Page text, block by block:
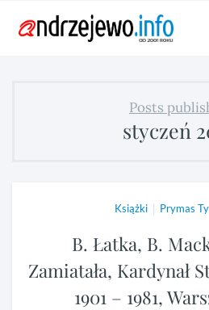
Posts
styczeń
Książki | Prymas
B. Łatka, B.
Zamiatała, Kardynał
1901 – 1981,